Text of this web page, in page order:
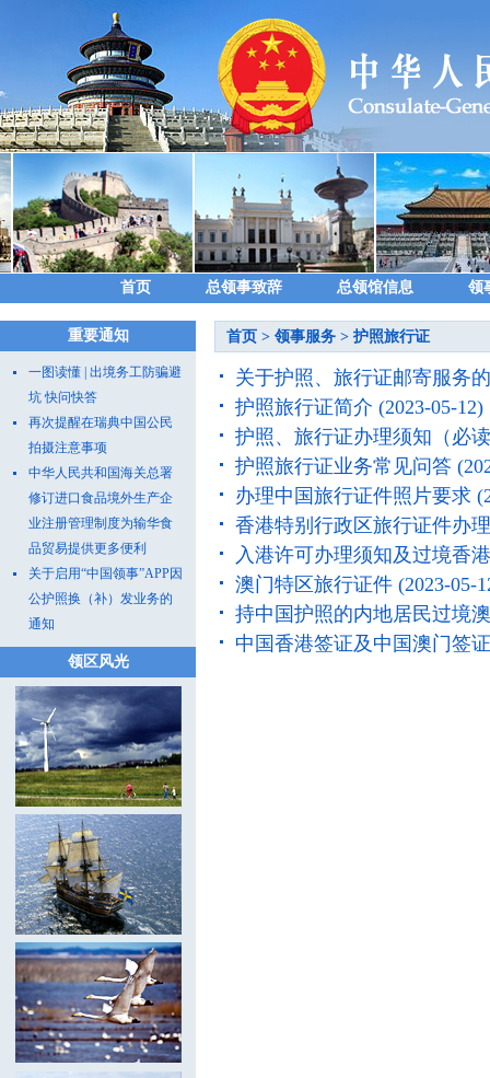
首页 总领事致辞 总领馆信息 领
重要通知
一图读懂 | 出境务工防骗避
坑 快问快答
再次提醒在瑞典中国公民
拍摄注意事项
中华人民共和国海关总署
修订进口食品境外生产企
业注册管理制度为输华食
品贸易提供更多便利
关于启用“中国领事”APP因
公护照换（补）发业务的
通知
领区风光
首页 > 领事服务 > 护照旅行证
关于护照、旅行证邮寄服务
护照旅行证简介 (2023-05-12)
护照、旅行证办理须知（必
护照旅行证业务常见问答
办理中国旅行证件照片要求
香港特别行政区旅行证件办
入港许可办理须知及过境香
澳门特区旅行证件 (2023-05-
持中国护照的内地居民过境
中国香港签证及中国澳门签